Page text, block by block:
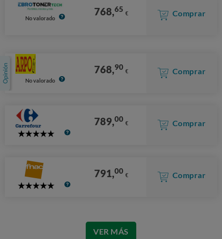
No valorado
768,65 € Comprar
No valorado
768,90 € Comprar
5
789,00 € Comprar
5
791,00 € Comprar
VER MÁS